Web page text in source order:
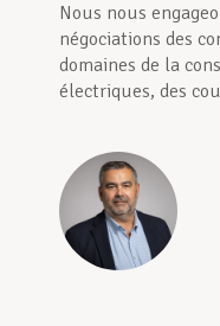
Vos droits
Devenir
Nous nous
négociations des
domaines de la
électriques, des